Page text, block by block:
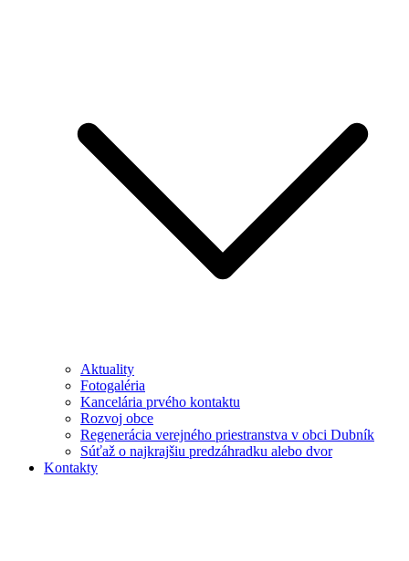
Aktuality
Fotogaléria
Kancelária prvého kontaktu
Rozvoj obce
Regenerácia verejného priestranstva v obci Dubník
Súťaž o najkrajšiu predzáhradku alebo dvor
Kontakty